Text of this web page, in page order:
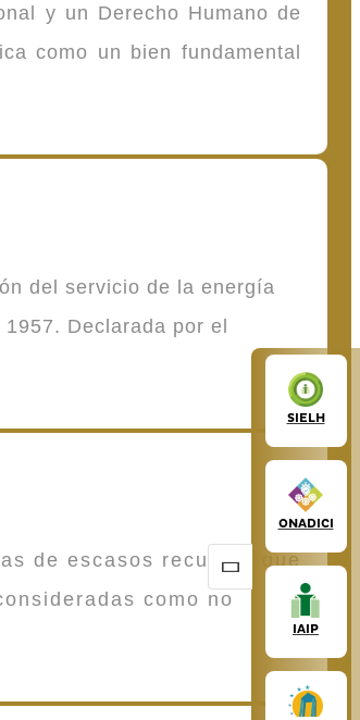
SIELH
ONADICI
IAIP
y un Derecho Humano de
como un bien fundamental
del servicio de la energía
Declarada por el
de escasos recursos que
como no